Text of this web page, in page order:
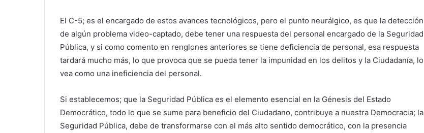
El C-5; es el encargado de estos avances tecnológicos, pero el punto neurálgico, es que la detección
de algún problema video-captado, debe tener una respuesta del personal encargado de la Seguridad
Pública, y si como comento en renglones anteriores se tiene deficiencia de personal, esa respuesta
tardará mucho más, lo que provoca que se pueda tener la impunidad en los delitos y la Ciudadanía, lo
vea como una ineficiencia del personal.
Si establecemos; que la Seguridad Pública es el elemento esencial en la Génesis del Estado
Democrático, todo lo que se sume para beneficio del Ciudadano, contribuye a nuestra Democracia; la
Seguridad Pública, debe de transformarse con el más alto sentido democrático, con la presencia